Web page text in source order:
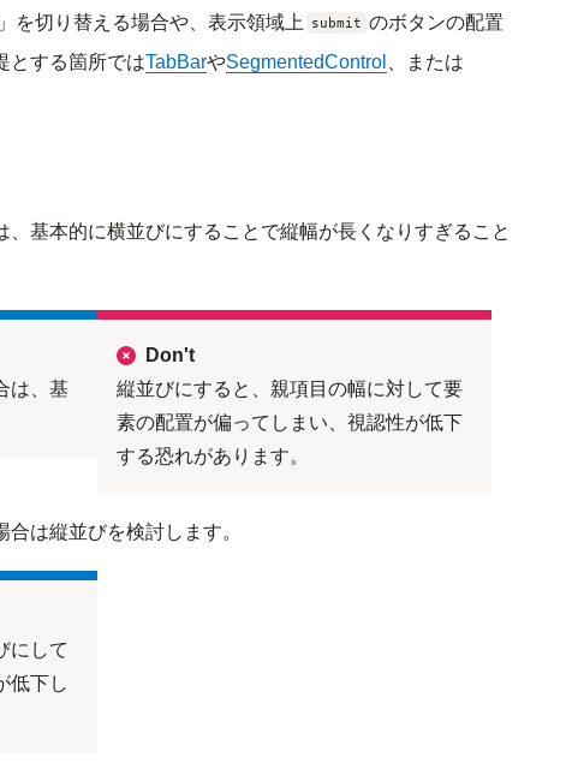
を切り替える場合や、表示領域上 submit のボタンの配置
とする箇所ではTabBarやSegmentedControl
、または
基本的に横並びにすることで縦幅が長くなりすぎること
は、基
Don't
縦並びにすると、親項目の幅に対して要
素の配置が偏ってしまい、視認性が低下
する恐れがあります。
は縦並びを検討します。
にして
低下し